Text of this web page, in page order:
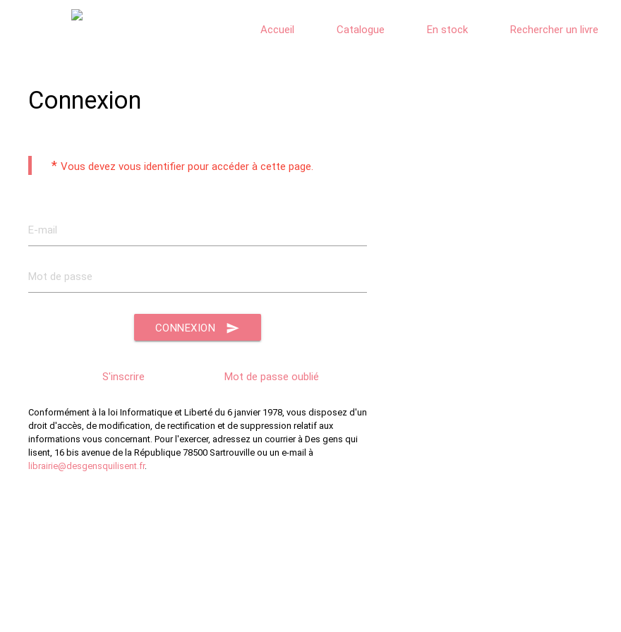
Accueil Catalogue En stock Rechercher un livre
Connexion
* Vous devez vous identifier pour accéder à cette page.
CONNEXION send
S'inscrire Mot de passe oublié
Conformément à la loi Informatique et Liberté du 6 janvier 1978, vous disposez d'un
droit d'accès, de modification, de rectification et de suppression relatif aux
informations vous concernant. Pour l'exercer, adressez un courrier à Des gens qui
lisent, 16 bis avenue de la République 78500 Sartrouville ou un e-mail à
librairie@desgensquilisent.fr.